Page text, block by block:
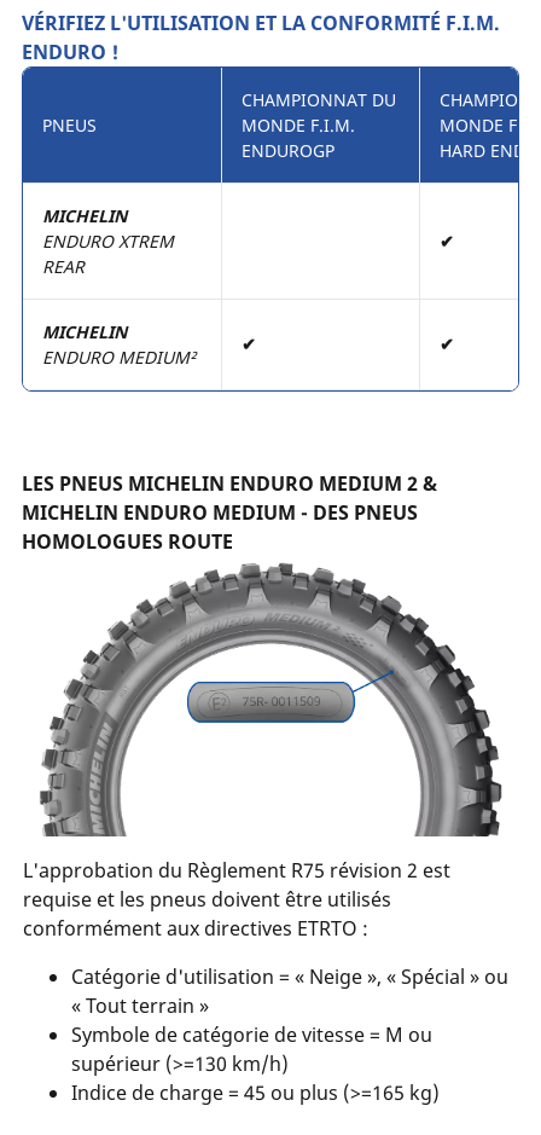
VÉRIFIEZ L'UTILISATION ET LA CONFORMITÉ F.I.M.
ENDURO !
PNEUS
CHAMPIONNAT DU
MONDE F.I.M.
ENDUROGP
MONDE
HARD
MICHELIN
ENDURO XTREM
REAR
✔
MICHELIN
ENDURO MEDIUM²
✔ ✔
LES PNEUS MICHELIN ENDURO MEDIUM 2 &
MICHELIN ENDURO MEDIUM - DES PNEUS
HOMOLOGUES ROUTE
L'approbation du Règlement R75 révision 2 est
requise et les pneus doivent être utilisés
conformément aux directives ETRTO :
Catégorie d'utilisation = « Neige », « Spécial » ou
« Tout terrain »
Symbole de catégorie de vitesse = M ou
supérieur (>=130 km/h)
Indice de charge = 45 ou plus (>=165 kg)